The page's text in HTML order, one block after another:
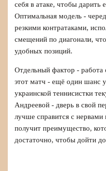
себя в атаке, чтобы дарить
Оптимальная модель -
резкими контратаками,
смещений по диагонали,
удобных позиций.
Отдельный фактор -
этот матч - ещё один шанс
украинской теннисистки
Андреевой - дверь в свой
лучше справится с нервами
получит преимущество,
достаточно, чтобы дойти